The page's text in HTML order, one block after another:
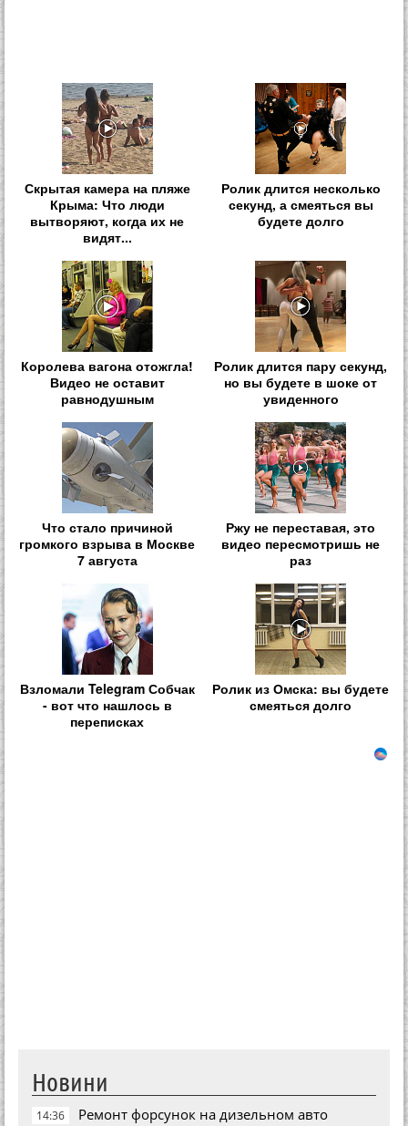
Скрытая камера на пляже
Крыма: Что люди
вытворяют, когда их не
видят...
Ролик длится несколько
секунд, а смеяться вы
будете долго
Королева вагона отожгла!
Видео не оставит
равнодушным
Ролик длится пару секунд,
но вы будете в шоке от
увиденного
Что стало причиной
громкого взрыва в Москве
7 августа
Ржу не переставая, это
видео пересмотришь не
раз
Взломали Telegram Собчак
- вот что нашлось в
переписках
Ролик из Омска: вы будете
смеяться долго
Новини
14:36 Ремонт форсунок на дизельном авто